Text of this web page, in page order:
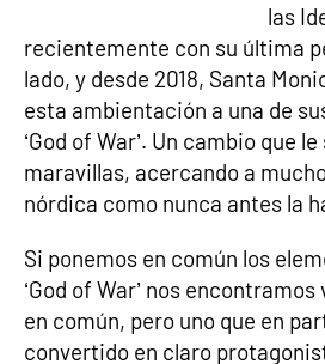
las
recientemente con su última
lado, y desde 2018, Santa
esta ambientación a una de
‘God of War’. Un cambio que
maravillas, acercando a
nórdica como nunca antes la
Si ponemos en común los
‘God of War’ nos
en común, pero uno que en
convertido en claro